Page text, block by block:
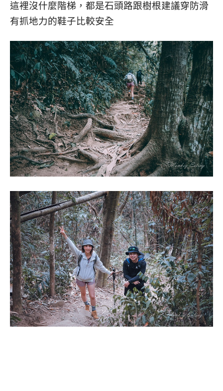
這裡沒什麼階梯，都是石頭路跟樹根建議穿防滑
有抓地力的鞋子比較安全